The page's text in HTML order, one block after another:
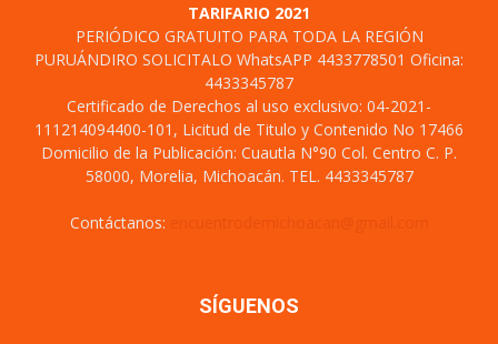
TARIFARIO 2021
PERIÓDICO GRATUITO PARA TODA LA REGIÓN
PURUÁNDIRO SOLICITALO WhatsAPP 4433778501 Oficina:
4433345787
Certificado de Derechos al uso exclusivo: 04-2021-
111214094400-101, Licitud de Titulo y Contenido No 17466
Domicilio de la Publicación: Cuautla N°90 Col. Centro C. P.
58000, Morelia, Michoacán. TEL. 4433345787
Contáctanos:
SÍGUENOS